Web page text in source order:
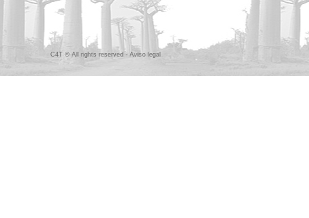
C4T © All rights reserved - Aviso legal